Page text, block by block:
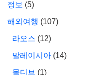
정보 (5)
해외여행 (107)
라오스 (12)
말레이시아 (14)
몰디브 (1)